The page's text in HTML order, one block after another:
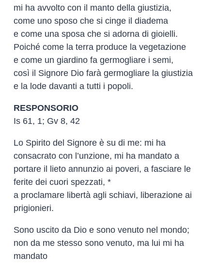
mi ha avvolto con il manto della giustizia,
come uno sposo che si cinge il diadema
e come una sposa che si adorna di gioielli.
Poiché come la terra produce la vegetazione
e come un giardino fa germogliare i semi,
così il Signore Dio farà germogliare la giustizia
e la lode davanti a tutti i popoli.
RESPONSORIO
Is 61, 1; Gv 8, 42
Lo Spirito del Signore è su di me: mi ha
consacrato con l’unzione, mi ha mandato a
portare il lieto annunzio ai poveri, a fasciare le
ferite dei cuori spezzati, *
a proclamare libertà agli schiavi, liberazione ai
prigionieri.
Sono uscito da Dio e sono venuto nel mondo;
non da me stesso sono venuto, ma lui mi ha
mandato